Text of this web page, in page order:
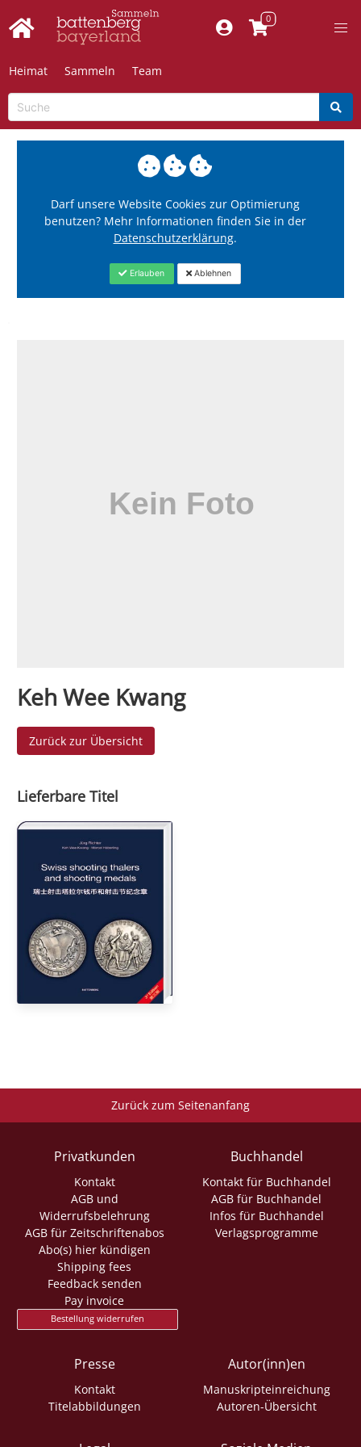
Heimat Sammeln Team
Darf unsere Website Cookies zur Optimierung
benutzen? Mehr Informationen finden Sie in der
Datenschutzerklärung.
Erlauben Ablehnen
Keh Wee Kwang
Zurück zur Übersicht
Lieferbare Titel
Zurück zum Seitenanfang
Privatkunden
Kontakt
AGB und
Widerrufsbelehrung
AGB für Zeitschriftenabos
Abo(s) hier kündigen
Shipping fees
Feedback senden
Pay invoice
Bestellung widerrufen
Buchhandel
Kontakt für Buchhandel
AGB für Buchhandel
Infos für Buchhandel
Verlagsprogramme
Presse
Kontakt
Titelabbildungen
Autor(inn)en
Manuskripteinreichung
Autoren-Übersicht